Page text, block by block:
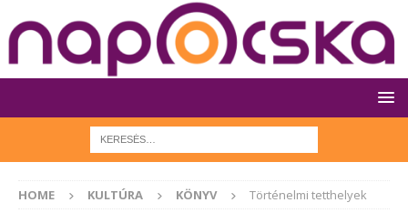
HOME KULTÚRA KÖNYV Történelmi tetthelyek